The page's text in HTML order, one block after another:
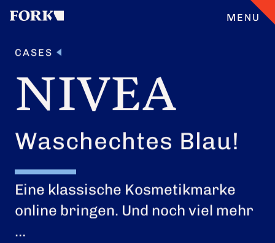
MENU
ANGEBOT
TEAM
ENGLISH
CASES
NIVEA
Waschechtes Blau!
Eine klassische Kosmetikmarke
online bringen. Und noch viel mehr
…